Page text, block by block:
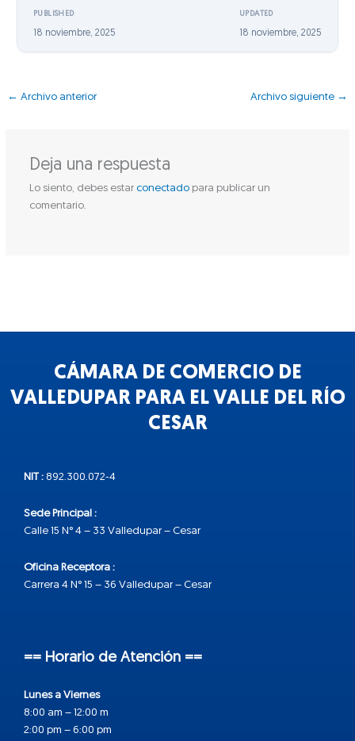
PUBLISHED
18 noviembre, 2025
UPDATED
18 noviembre, 2025
← Archivo anterior Archivo siguiente →
Deja una respuesta
Lo siento, debes estar conectadopara publicar un
comentario.
CÁMARA DE COMERCIO DE
VALLEDUPAR PARA EL VALLE DEL RÍO
CESAR
NIT : 892.300.072-4
Sede Principal :
Calle 15 N° 4 – 33 Valledupar – Cesar
Oficina Receptora :
Carrera 4 N° 15 – 36 Valledupar – Cesar
== Horario de Atención ==
Lunes a Viernes
8:00 am – 12:00 m
2:00 pm – 6:00 pm